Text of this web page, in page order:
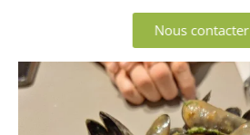
Nous contacter